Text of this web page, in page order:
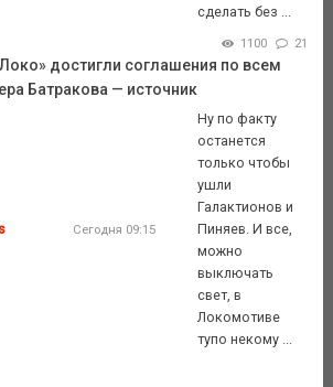
сделать без ...
1100 21
достигли соглашения по всем
Батракова — источник
Сегодня 09:15
Ну по факту
останется
только чтобы
ушли
Галактионов и
Пиняев. И все,
можно
выключать
свет, в
Локомотиве
тупо некому ...